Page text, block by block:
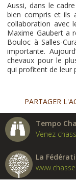
Aussi, dans le
bien compris et ils
collaboration avec
Maxime Gaubert a
Bouloc à Salles-
importante.
chevaux pour le
qui profitent de leur
PARTAGER
Tempo
Venez
La